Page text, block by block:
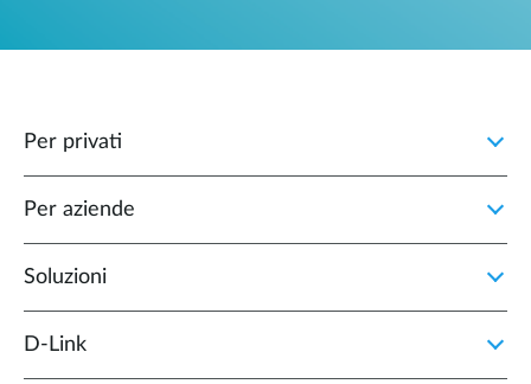
Per privati
Per aziende
Soluzioni
D‑Link